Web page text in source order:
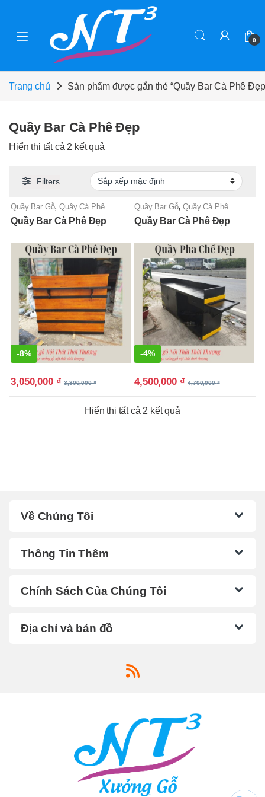
0
Trang chủ Sản phẩm được gắn thẻ “Quầy Bar Cà Phê
Quầy Bar Cà Phê Đẹp
Hiển thị tất cả 2 kết quả
Filters
Quầy Bar Gỗ,Quầy Cà Phê
Quầy Bar Cà Phê Đẹp
-8%
3,050,000 ₫ 3,300,000₫
Quầy Bar Gỗ,Quầy Cà Phê
Quầy Bar Cà Phê Đẹp
-4%
4,500,000 ₫ 4,700,000₫
Hiển thị tất cả 2 kết quả
Về Chúng Tôi
Thông Tin Thêm
Chính Sách Của Chúng Tôi
Địa chỉ và bản đồ